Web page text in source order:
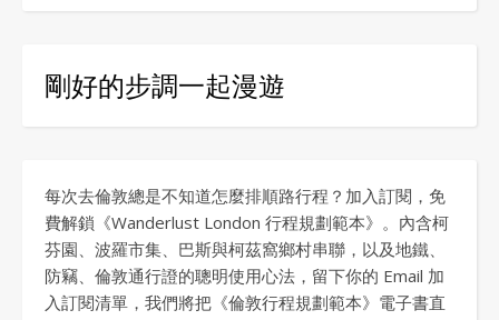
剛好的步調一起漫遊
每次去倫敦總是不知道怎麼排順路行程？加入訂閱，免
費解鎖《Wanderlust London 行程規劃範本》。內含柯
芬園、波羅市集、巴斯與柯茲窩鄉村串聯，以及地鐵、
防竊、倫敦通行證的聰明使用心法，留下你的 Email 加
入訂閱清單，我們將把《倫敦行程規劃範本》電子書直